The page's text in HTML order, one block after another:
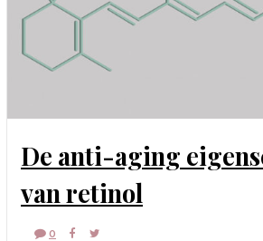
De anti-aging eigenschappen
van retinol
0